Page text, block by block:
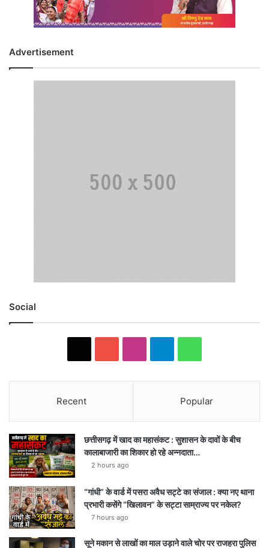
Advertisement
Social
Recent Popular
छत्तीसगढ़ में खाद का महासंकट : सुशासन के दावों के बीच
कालाबाजारी का शिकार हो रहे अन्नदाता…
2 hours ago
“गांधी” के वार्ड में पसरा अवैध सट्टे का संजाल : क्या नए थाना
प्रभारी कसेंगे “खिलावन” के सट्टा साम्राज्य पर नकेल?
7 hours ago
सूने मकान से लाखों का माल उड़ाने वाले चोर पर राजहरा पुलिस